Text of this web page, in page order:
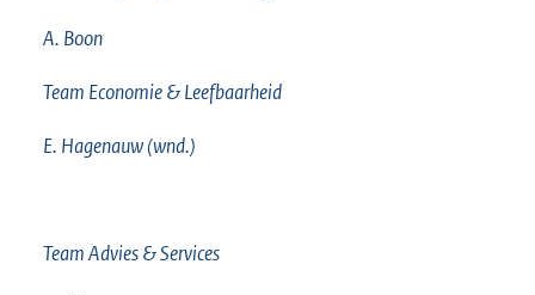
A. Boon
Team Economie & Leefbaarheid
E. Hagenauw (wnd.)
Team Advies & Services